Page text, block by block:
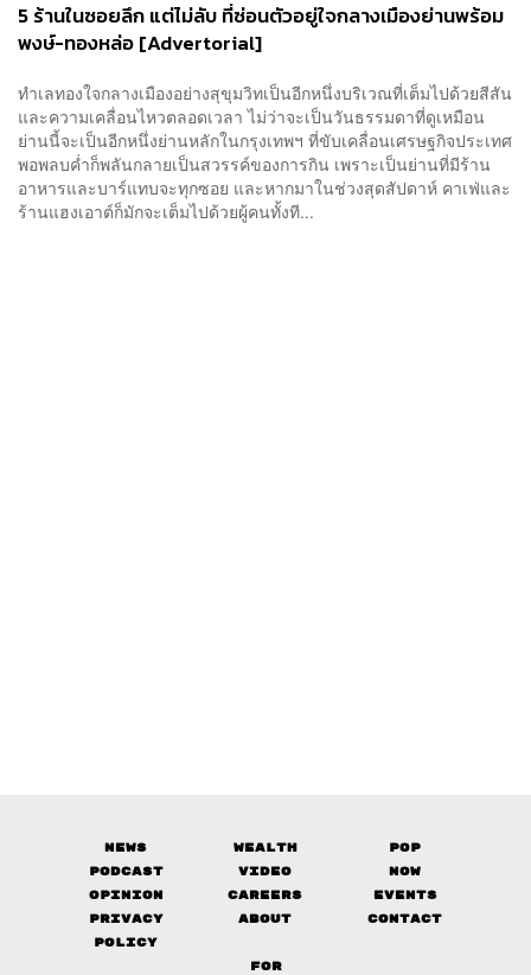
5 ร้านในซอยลึก แต่ไม่ลับ ที่ซ่อนตัวอยู่ใจกลางเมืองย่านพร้อม
พงษ์-ทองหล่อ [Advertorial]
ทำเลทองใจกลางเมืองอย่างสุขุมวิทเป็นอีกหนึ่งบริเวณที่เต็มไปด้วยสีสัน
และความเคลื่อนไหวตลอดเวลา ไม่ว่าจะเป็นวันธรรมดาที่ดูเหมือน
ย่านนี้จะเป็นอีกหนึ่งย่านหลักในกรุงเทพฯ ที่ขับเคลื่อนเศรษฐกิจประเทศ
พอพลบค่ำก็พลันกลายเป็นสวรรค์ของการกิน เพราะเป็นย่านที่มีร้าน
อาหารและบาร์แทบจะทุกซอย และหากมาในช่วงสุดสัปดาห์ คาเฟ่และ
ร้านแฮงเอาต์ก็มักจะเต็มไปด้วยผู้คนทั้งที...
News Wealth
Pop
Podcast
Video
Now
Opinion
Careers
Events
Privacy
Policy
About Contact
FOR